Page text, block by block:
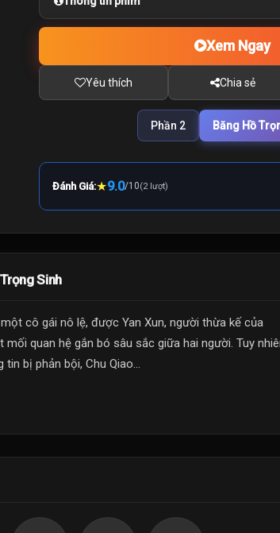
Xem Ngay
Yêu thích Chia sẻ
Phần 2 Băng Hồ
Đánh Giá:★9.0/10(2 lượt)
Sinh
cô gái nô lệ, được Yan Xun, người thừa kế của
mối quan hệ gắn bó sâu sắc giữa hai người. Tuy
bị phản bội, Chu Qiao...